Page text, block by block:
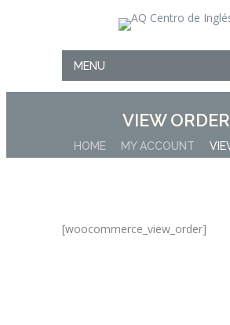
MENU
VIEW ORDER
HOME MY ACCOUNT
[woocommerce_view_order]